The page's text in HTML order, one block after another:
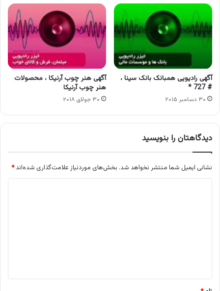
آگهی رادیویی همبانک بانک سینا ،
# 727 *
۳۰ دسامبر ۲۰۱۵
آگهی هنر چوب آرنیکا ، محصولات
هنر چوب آرنیکا
۳۰ جولای ۲۰۱۸
دیدگاهتان را بنویسید
نشانی ایمیل شما منتشر نخواهد شد. بخش‌های موردنیاز علامت‌گذاری شده‌اند*